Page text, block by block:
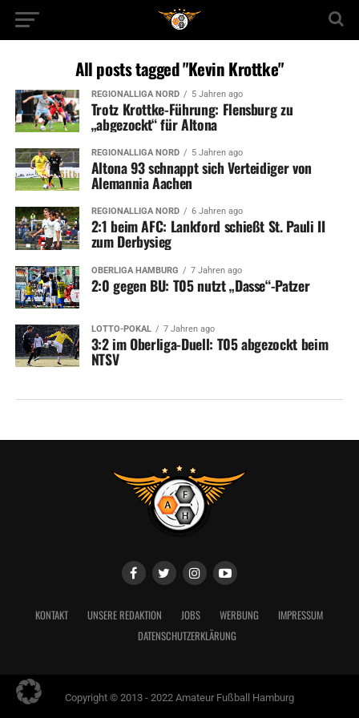
All posts tagged "Kevin Krottke"
REGIONALLIGA NORD 5 Jahren ago
Trotz Krottke-Führung: Flensburg zu
„abgezockt“ für Altona
REGIONALLIGA NORD 5 Jahren ago
Altona 93 schnappt sich Verteidiger von
Alemannia Aachen
REGIONALLIGA NORD 6 Jahren ago
2:1 beim AFC: Lankford schießt St. Pauli II
zum Derbysieg
OBERLIGA HAMBURG 7 Jahren ago
2:0 gegen BU: T05 nutzt „Dasse“-Patzer
LOTTO-POKAL 7 Jahren ago
3:2 im Oberliga-Duell: T05 abgezockt beim
NTSV
KONTAKT UNSERE REDAKTION JOBS WERBUNG
IMPRESSUM
DATENSCHUTZERKLÄRUNG
Copyright © 2013 - 2022 Amateur Fußball Hamburg